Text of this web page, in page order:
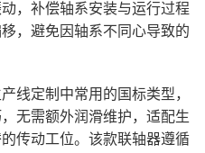
，补偿轴系安装与运行过程
，避免因轴系不同心导致的
线定制中常用的国标类型，
无需额外润滑维护，适配生
传动工位。该款联轴器遵循